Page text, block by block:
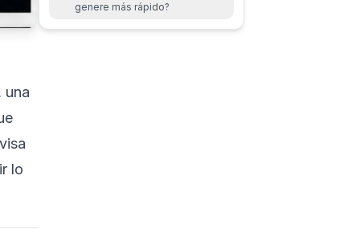
una
lo
genere más rápido?